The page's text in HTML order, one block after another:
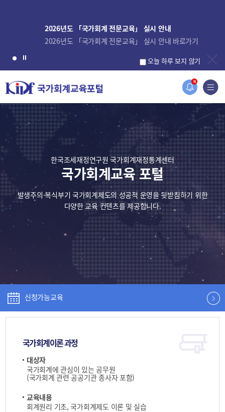
N
2026년도 「국가회계 전문교육」 실시 안내
2026년도 「국가회계 전문교육」 실시 안내 바로가기
오늘 하루 보지 않기
한국조세재정연구원 국가회계재정통계센터
국가회계교육 포털
발생주의·복식부기 국가회계제도의 성공적 운영을 뒷받침하기 위한
다양한 교육 컨텐츠를 제공합니다.
신청가능교육
국가회계이론 과정
대상자
국가회계에 관심이 있는 공무원
(국가회계 관련 공공기관 종사자 포함)
교육내용
회계원리 기초, 국가회계제도 이론 및 실습